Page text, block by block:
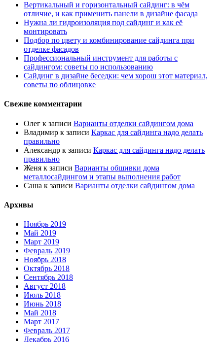
Вертикальный и горизонтальный сайдинг: в чём
отличие, и как применить панели в дизайне фасада
Нужна ли гидроизоляция под сайдинг и как её
монтировать
Подбор по цвету и комбинирование сайдинга при
отделке фасадов
Профессиональный инструмент для работы с
сайдингом: советы по использованию
Сайдинг в дизайне беседки: чем хорош этот материал,
советы по облицовке
Свежие комментарии
Олег к записи Варианты отделки сайдингом дома
Владимир к записи Каркас для сайдинга надо делать
правильно
Александр к записи Каркас для сайдинга надо делать
правильно
Женя к записи Варианты обшивки дома
металлосайдингом и этапы выполнения работ
Саша к записи Варианты отделки сайдингом дома
Архивы
Ноябрь 2019
Май 2019
Март 2019
Февраль 2019
Ноябрь 2018
Октябрь 2018
Сентябрь 2018
Август 2018
Июль 2018
Июнь 2018
Май 2018
Март 2017
Февраль 2017
Декабрь 2016